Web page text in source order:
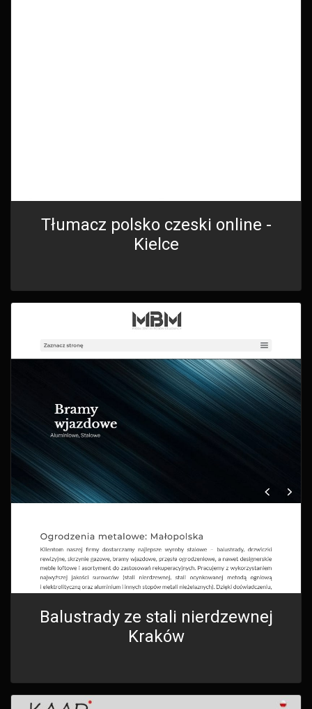
Tłumacz polsko czeski online -
Kielce
Balustrady ze stali nierdzewnej
Kraków